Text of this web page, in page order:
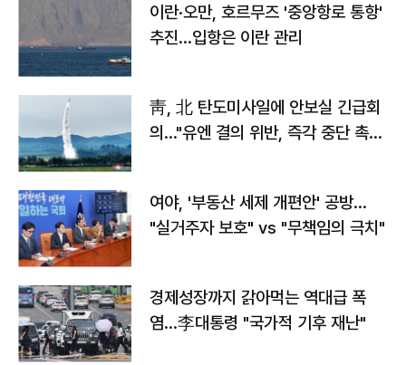
이란·오만, 호르무즈 '중앙항로 통항'
추진…입항은 이란 관리
靑, 北 탄도미사일에 안보실 긴급회
의…"유엔 결의 위반, 즉각 중단 촉
여야, '부동산 세제 개편안' 공방…
"실거주자 보호" vs "무책임의 극치"
경제성장까지 갉아먹는 역대급 폭
염…李대통령 "국가적 기후 재난"